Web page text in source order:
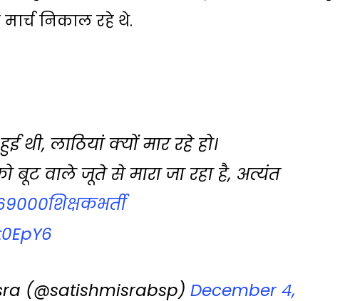
निकाल रहे थे.
थी, लाठियां क्यों मार रहे हो।
बूट वाले जूते से मारा जा रहा है, अत्यंत
(@satishmisrabsp) December 4,